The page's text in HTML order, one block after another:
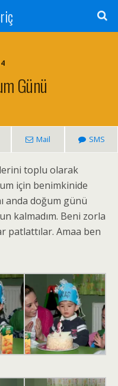
Günü
Mail SMS
toplu olarak
için benimkinide
anda doğum günü
kalmadım. Beni zorla
patlattılar. Amaa ben